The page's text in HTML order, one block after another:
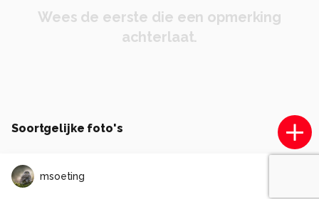
Wees de eerste die een opmerking
achterlaat.
Soortgelijke foto's
msoeting